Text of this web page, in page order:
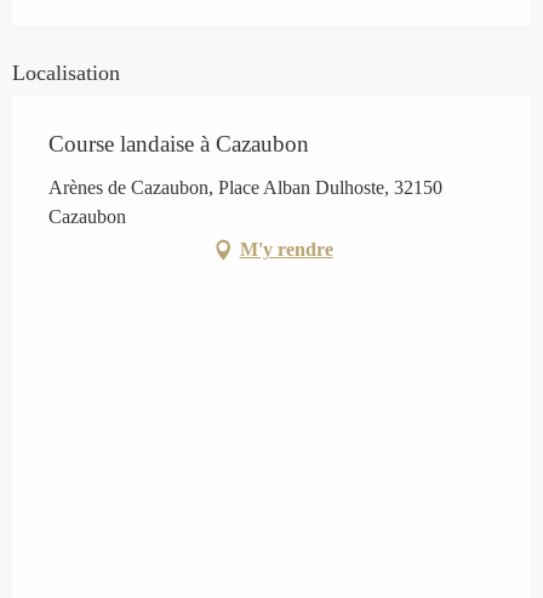
Localisation
Course landaise à Cazaubon
Arènes de Cazaubon, Place Alban Dulhoste, 32150
Cazaubon
M'y rendre